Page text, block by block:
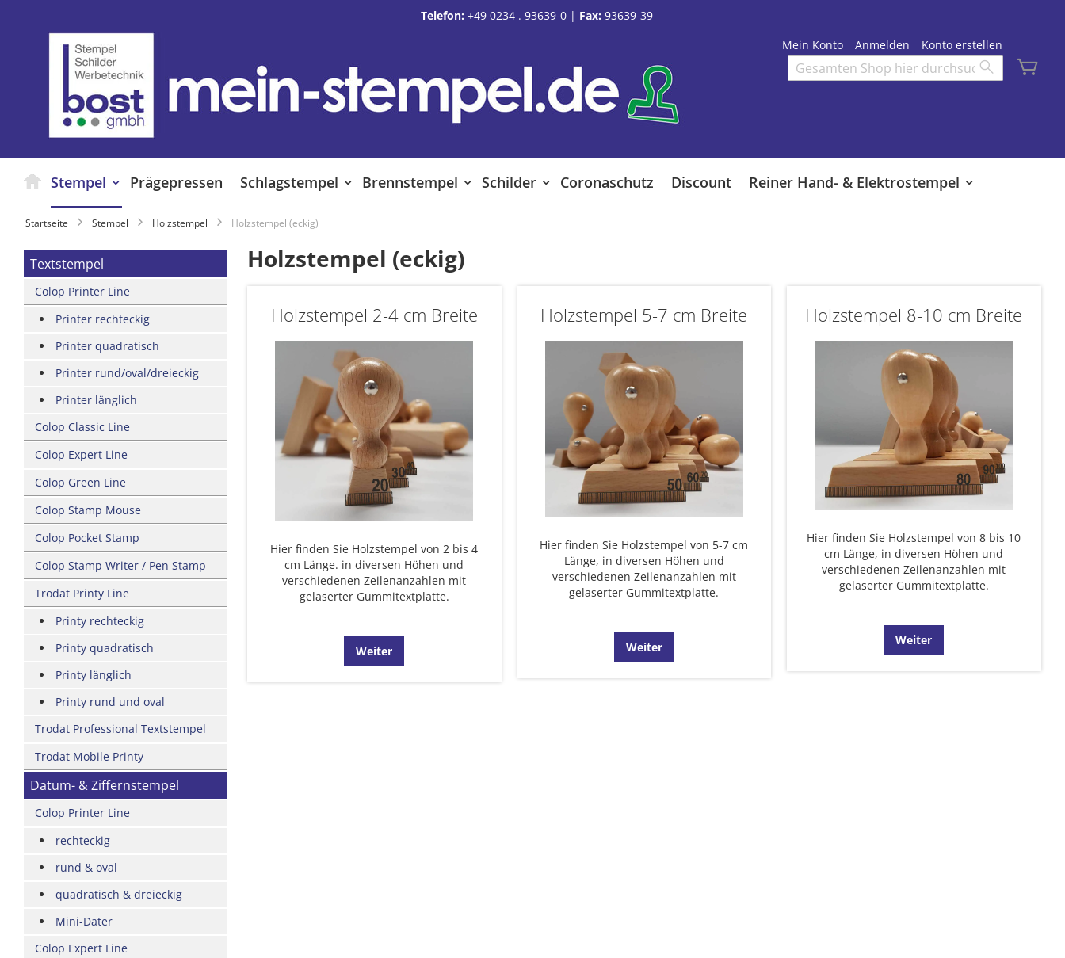
Telefon: +49 0234 . 93639-0| Fax: 93639-39
Mein Konto
Anmelden Konto erstellen
Search
Stempel Prägepressen Schlagstempel Brennstempel Schilder Coronaschutz Discount Reiner Hand- & Elektrostempel
Startseite Stempel Holzstempel Holzstempel (eckig)
Holzstempel (eckig)
Holzstempel 2-4 cm Breite
Hier finden Sie Holzstempel von 2 bis 4
cm Länge. in diversen Höhen und
verschiedenen Zeilenanzahlen mit
gelaserter Gummitextplatte.
Weiter
Holzstempel 5-7 cm Breite
Hier finden Sie Holzstempel von 5-7 cm
Länge, in diversen Höhen und
verschiedenen Zeilenanzahlen mit
gelaserter Gummitextplatte.
Weiter
Holzstempel 8-10 cm Breite
Hier finden Sie Holzstempel von 8 bis 10
cm Länge, in diversen Höhen und
verschiedenen Zeilenanzahlen mit
gelaserter Gummitextplatte.
Weiter
Textstempel
Colop Printer Line
Printer rechteckig
Printer quadratisch
Printer rund/oval/dreieckig
Printer länglich
Colop Classic Line
Colop Expert Line
Colop Green Line
Colop Stamp Mouse
Colop Pocket Stamp
Colop Stamp Writer / Pen Stamp
Trodat Printy Line
Printy rechteckig
Printy quadratisch
Printy länglich
Printy rund und oval
Trodat Professional Textstempel
Trodat Mobile Printy
Datum- & Ziffernstempel
Colop Printer Line
rechteckig
rund & oval
quadratisch & dreieckig
Mini-Dater
Colop Expert Line